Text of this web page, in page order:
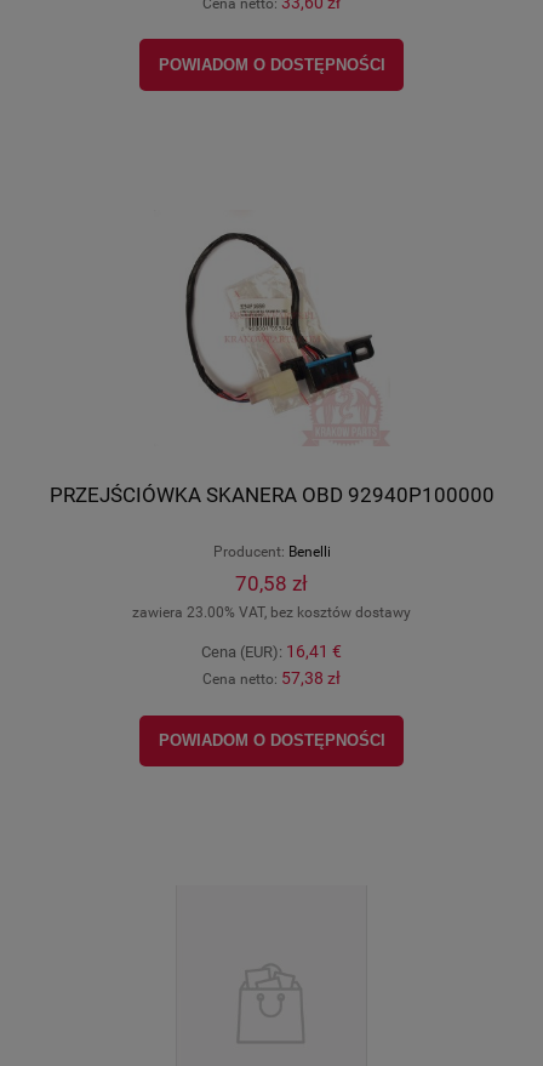
Cena netto:
POWIADOM O DOSTĘPNOŚCI
PRZEJŚCIÓWKA SKANERA OBD 92940P100000
Producent: Benelli
70,58 zł
zawiera 23.00% VAT, bez kosztów dostawy
Cena (EUR): 16,41 €
Cena netto: 57,38 zł
POWIADOM O DOSTĘPNOŚCI